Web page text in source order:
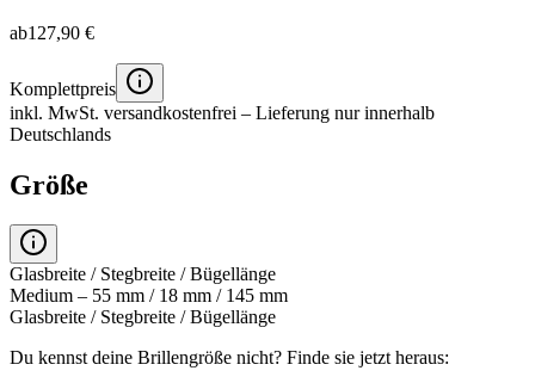
ab127,90 €
Komplettpreis
inkl. MwSt. versandkostenfrei – Lieferung nur innerhalb
Deutschlands
Größe
Glasbreite / Stegbreite / Bügellänge
Medium – 55 mm / 18 mm / 145 mm
Glasbreite / Stegbreite / Bügellänge
Du kennst deine Brillengröße nicht? Finde sie jetzt heraus: